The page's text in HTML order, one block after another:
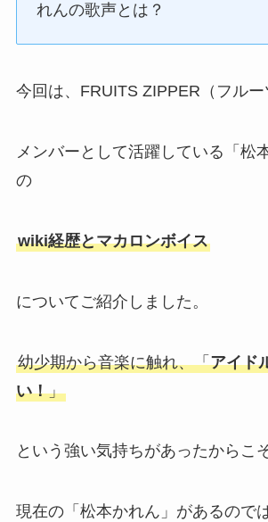
れんの歌声とは？
今回は、FRUITS ZIPPER（フルー
メンバーとして活躍している「松
の
wiki経歴とマカロンボイス
についてご紹介しました。
幼少期から音楽に触れ、「アイド
い！」
という強い気持ちがあったからこ
現在の「松本かれん」があるので